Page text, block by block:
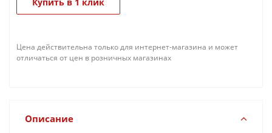
Цена действительна только для интернет-магазина и может
отличаться от цен в розничных магазинах
Описание